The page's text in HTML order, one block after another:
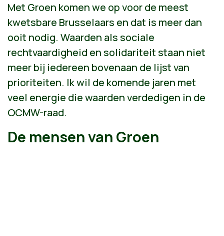
Met Groen komen we op voor de meest
kwetsbare Brusselaars en dat is meer dan
ooit nodig. Waarden als sociale
rechtvaardigheid en solidariteit staan niet
meer bij iedereen bovenaan de lijst van
prioriteiten. Ik wil de komende jaren met
veel energie die waarden verdedigen in de
OCMW-raad.
De mensen van Groen